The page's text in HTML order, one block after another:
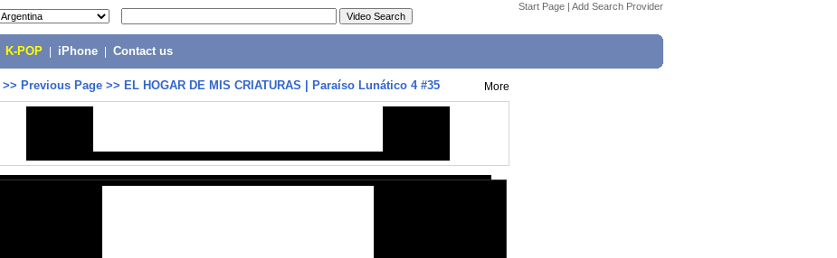
Start Page | Add Search Provider
K-POP iPhone Contact us
>> Previous Page >> EL HOGAR DE MIS CRIATURAS | Paraíso Lunático 4 #35 More